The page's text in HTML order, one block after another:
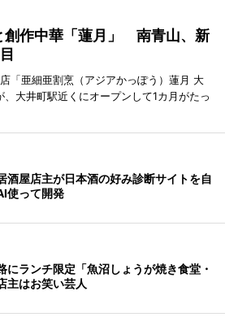
創作中華「蓮月」 南青山、新
「亜細亜割烹（アジアかっぽう）蓮月 大
大井町駅近くにオープンして1カ月がたっ
酒屋店主が日本酒の好み診断サイトを自
って開発
にランチ限定「魚沼しょうが焼き食堂・
はお笑い芸人